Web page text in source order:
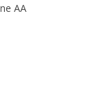
AA